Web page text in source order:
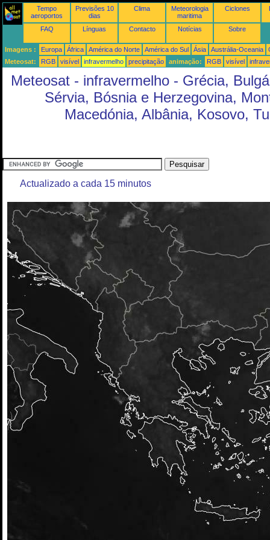
Tempo
aeroportos
Previsões 10
dias
Clima
Meteorologia
maritima
Ciclones
FAQ Línguas Contacto Notícias Sobre
Imagens : Europa África América do Norte América do Sul Ásia Austrália-Oceania
Meteosat:
RGB visível infravermelho precipitação animação: RGB visível
Meteosat - infravermelho - Grécia,
Sérvia, Bósnia e Herzegovina,
Macedónia, Albânia, Kosovo,
Actualizado a cada 15 minutos